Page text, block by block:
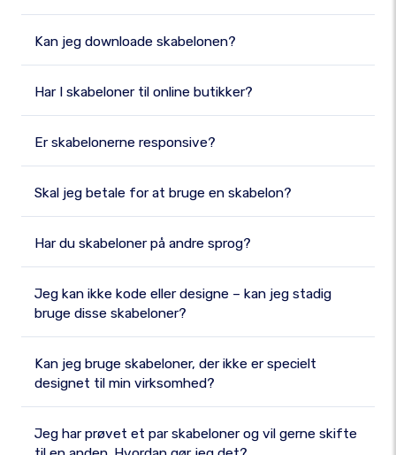
Kan jeg downloade skabelonen?
Har I skabeloner til online butikker?
Er skabelonerne responsive?
Skal jeg betale for at bruge en skabelon?
Har du skabeloner på andre sprog?
Jeg kan ikke kode eller designe – kan jeg stadig
bruge disse skabeloner?
Kan jeg bruge skabeloner, der ikke er specielt
designet til min virksomhed?
Jeg har prøvet et par skabeloner og vil gerne skifte